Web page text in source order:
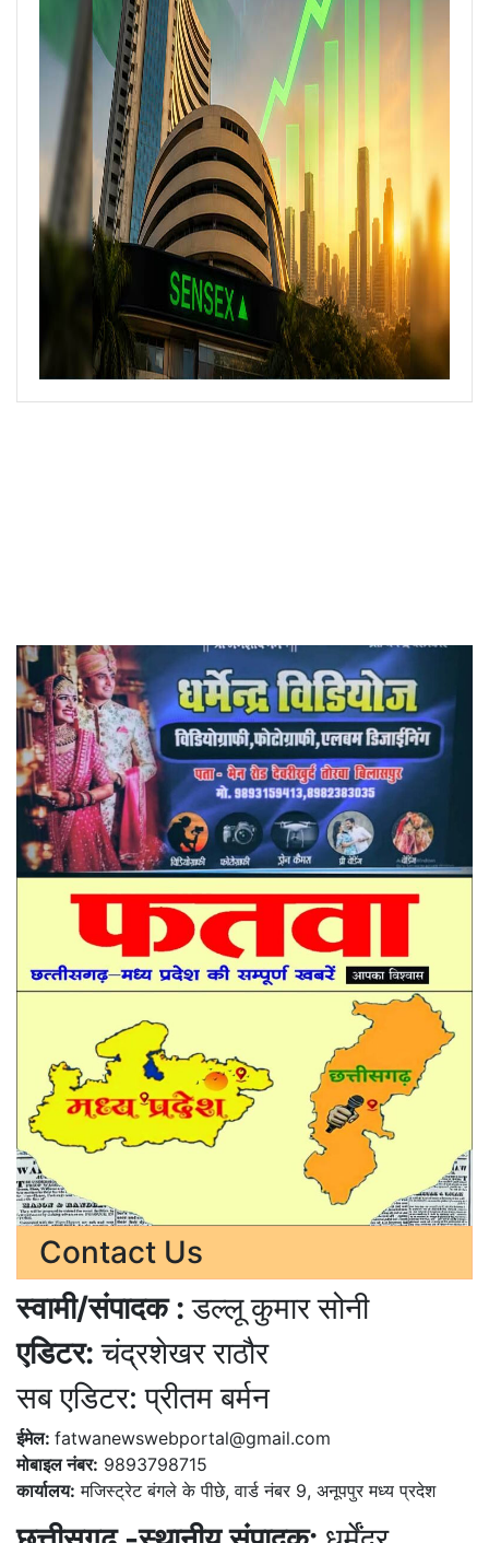
Contact Us
स्वामी/संपादक : डल्लू कुमार सोनी
एडिटर: चंद्रशेखर राठौर
सब एडिटर: प्रीतम बर्मन
ईमेल: fatwanewswebportal@gmail.com
मोबाइल नंबर: 9893798715
कार्यालय: मजिस्ट्रेट बंगले के पीछे, वार्ड नंबर 9, अनूपपुर मध्य प्रदेश